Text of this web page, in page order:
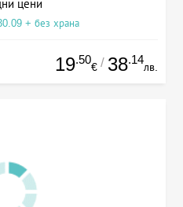
цени
+ без храна
19.50
€ / 38.14
лв.